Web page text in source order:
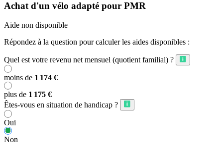
Achat d'un vélo adapté pour PMR
Aide non disponible
Répondez à la question pour calculer les aides disponibles :
Quel est votre revenu net mensuel (quotient familial) ?
moins de 1 174 €
plus de 1 175 €
Êtes-vous en situation de handicap ?
Oui
Non